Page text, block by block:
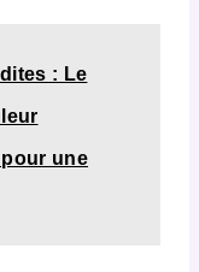
: Le
une